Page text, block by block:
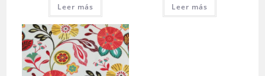
Leer más Leer más